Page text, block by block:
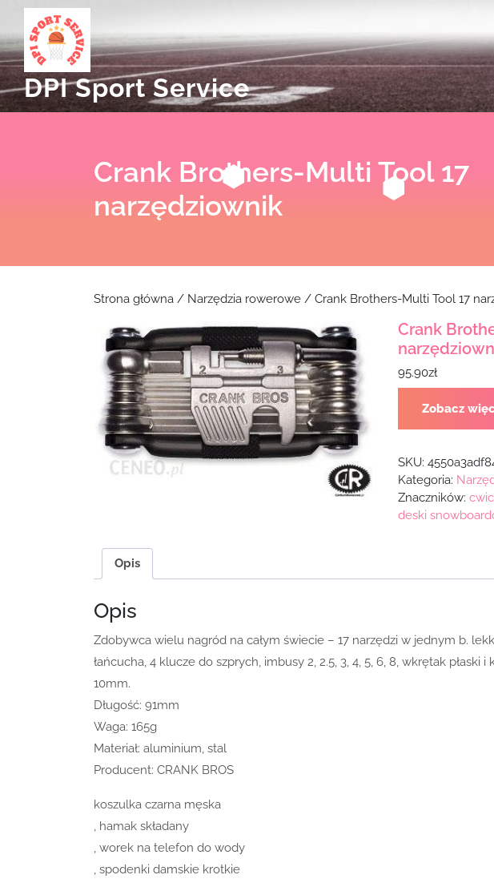
content
DPI Sport Service
Crank Brothers-Multi Tool 17
narzędziownik
Strona główna / Narzędzia rowerowe / Crank Brothers-Multi Tool 17
Crank
95.90zł
Zobacz
SKU:
Kategoria:
Znaczników:
deski
Opis
Opis
Zdobywca wielu nagród na całym świecie – 17 narzędzi w jednym b.
łańcucha, 4 klucze do szprych, imbusy 2, 2.5, 3, 4, 5, 6, 8, wkrętak płaski i
10mm.
Długość: 91mm
Waga: 165g
Materiał: aluminium, stal
Producent: CRANK BROS
koszulka czarna męska
, hamak składany
, worek na telefon do wody
, spodenki damskie krotkie